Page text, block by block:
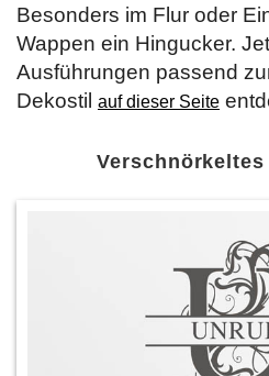
Besonders im Flur oder
Wappen ein Hingucker.
Ausführungen passend
Dekostil auf dieser Seite